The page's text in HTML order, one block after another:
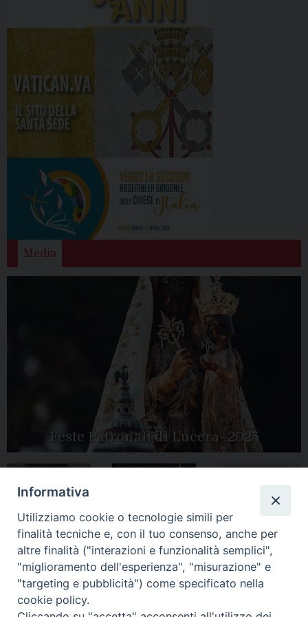
Media
Feste Patronali di Lucera- 2025
Apertura Anno
Giubilare 2025
Peregrinatio
Mariae in Diocesi
Tutte le gallery
CONTATTI:
Informativa
Utilizziamo cookie o tecnologie simili per
finalità tecniche e, con il tuo consenso, anche per
altre finalità ("interazioni e funzionalità semplici",
"miglioramento dell'esperienza", "misurazione" e
"targeting e pubblicità") come specificato nella
cookie policy.